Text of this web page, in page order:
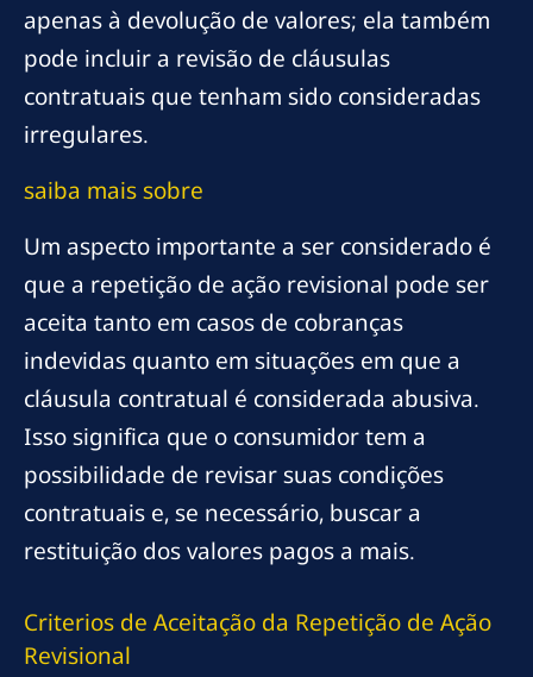
apenas à devolução de valores; ela também
pode incluir a revisão de cláusulas
contratuais que tenham sido consideradas
irregulares.
saiba mais sobre
Um aspecto importante a ser considerado é
que a repetição de ação revisional pode ser
aceita tanto em casos de cobranças
indevidas quanto em situações em que a
cláusula contratual é considerada abusiva.
Isso significa que o consumidor tem a
possibilidade de revisar suas condições
contratuais e, se necessário, buscar a
restituição dos valores pagos a mais.
Criterios de Aceitação da Repetição de Ação
Revisional